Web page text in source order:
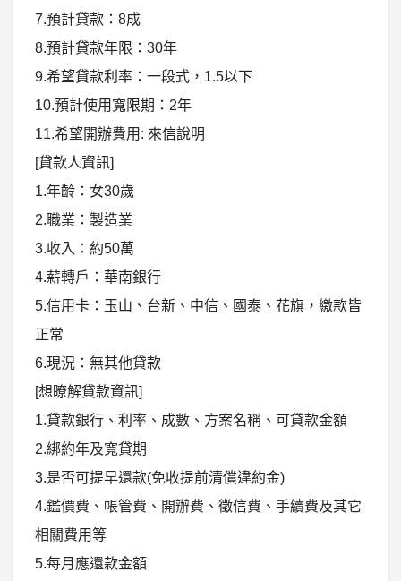
7.預計貸款：8成
8.預計貸款年限：30年
9.希望貸款利率：一段式，1.5以下
10.預計使用寬限期：2年
11.希望開辦費用: 來信說明
[貸款人資訊]
1.年齡：女30歲
2.職業：製造業
3.收入：約50萬
4.薪轉戶：華南銀行
5.信用卡：玉山、台新、中信、國泰、花旗，繳款皆
正常
6.現況：無其他貸款
[想瞭解貸款資訊]
1.貸款銀行、利率、成數、方案名稱、可貸款金額
2.綁約年及寬貸期
3.是否可提早還款(免收提前清償違約金)
4.鑑價費、帳管費、開辦費、徵信費、手續費及其它
相關費用等
5.每月應還款金額